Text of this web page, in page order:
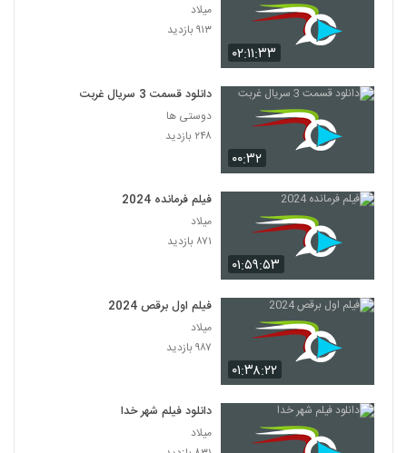
۰۲:۱۱:۳۳
میلاد
۹۱۳ بازدید
۰۰:۳۲
دانلود قسمت 3 سریال غربت
دوستی ها
۲۴۸ بازدید
۰۱:۵۹:۵۳
فیلم فرمانده 2024
میلاد
۸۷۱ بازدید
۰۱:۳۸:۲۲
فیلم اول برقص 2024
میلاد
۹۸۷ بازدید
دانلود فیلم شهر خدا
میلاد